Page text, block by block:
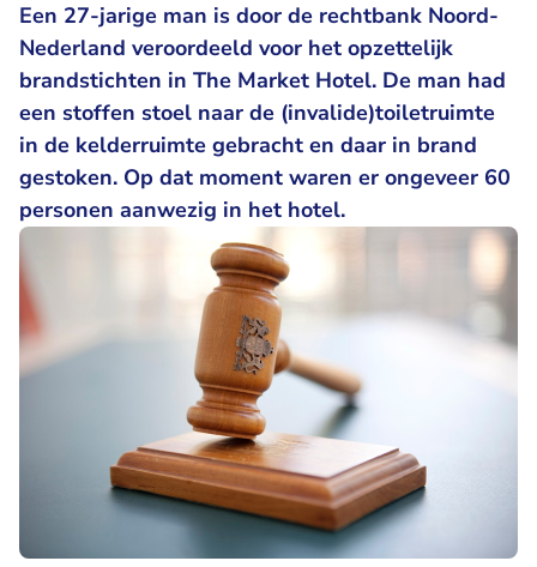
Een 27-jarige man is door de rechtbank Noord-
Nederland veroordeeld voor het opzettelijk
brandstichten in The Market Hotel. De man had
een stoffen stoel naar de (invalide)toiletruimte
in de kelderruimte gebracht en daar in brand
gestoken. Op dat moment waren er ongeveer 60
personen aanwezig in het hotel.